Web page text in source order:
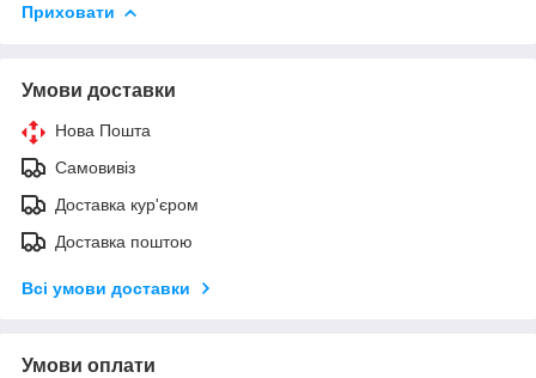
Приховати
Умови доставки
Нова Пошта
Самовивіз
Доставка кур'єром
Доставка поштою
Всі умови доставки
Умови оплати